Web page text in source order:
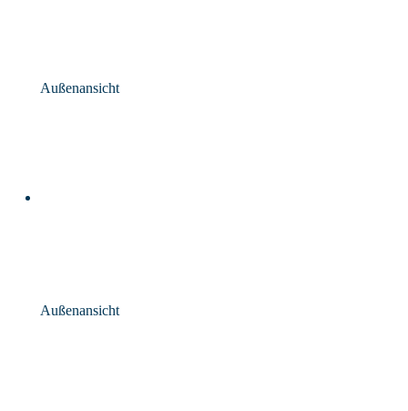
Außenansicht
Außenansicht